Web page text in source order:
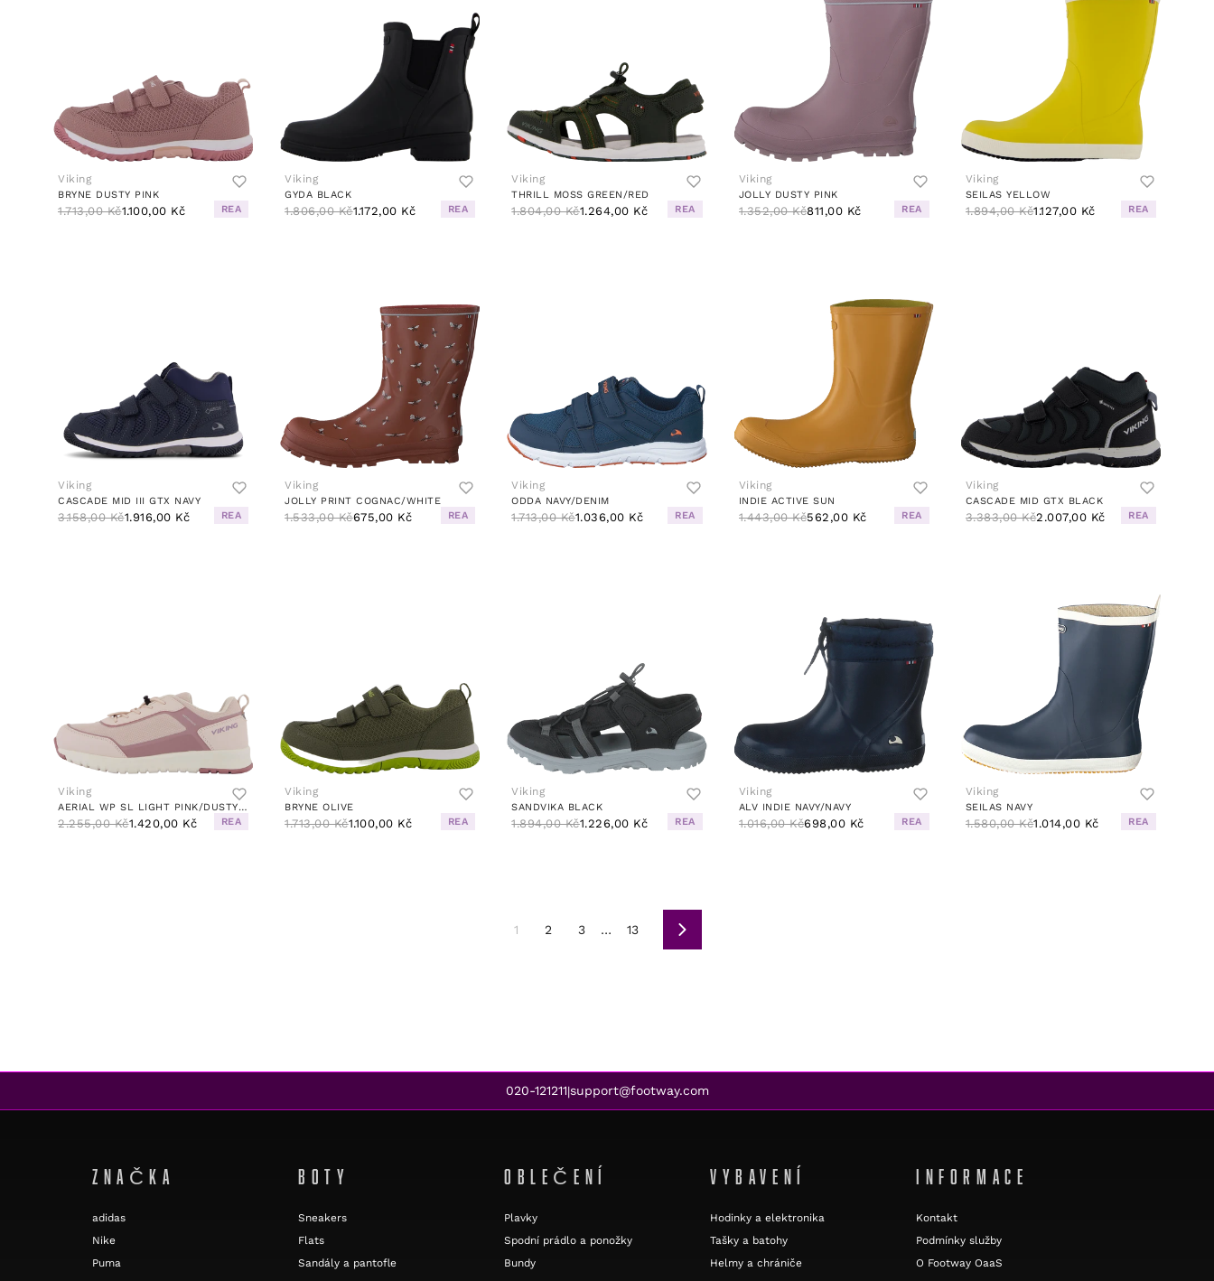
Viking
BRYNE DUSTY PINK
1.713,00 Kč1.100,00 Kč REA
Viking
GYDA BLACK
1.806,00 Kč1.172,00 Kč REA
Viking
THRILL MOSS GREEN/RED
1.804,00 Kč1.264,00 Kč REA
Viking
JOLLY DUSTY PINK
1.352,00 Kč811,00 Kč REA
Viking
SEILAS YELLOW
1.894,00 Kč1.127,00 Kč REA
Viking
CASCADE MID III GTX NAVY
3.158,00 Kč1.916,00 Kč REA
Viking
JOLLY PRINT COGNAC/WHITE
1.533,00 Kč675,00 Kč REA
Viking
ODDA NAVY/DENIM
1.713,00 Kč1.036,00 Kč REA
Viking
INDIE ACTIVE SUN
1.443,00 Kč562,00 Kč REA
Viking
CASCADE MID GTX BLACK
3.383,00 Kč2.007,00 Kč REA
Viking
AERIAL WP SL LIGHT PINK/DUSTY PINK
2.255,00 Kč1.420,00 Kč REA
Viking
BRYNE OLIVE
1.713,00 Kč1.100,00 Kč REA
Viking
SANDVIKA BLACK
1.894,00 Kč1.226,00 Kč REA
Viking
ALV INDIE NAVY/NAVY
1.016,00 Kč698,00 Kč REA
Viking
SEILAS NAVY
1.580,00 Kč1.014,00 Kč REA
1 2 3 … 13 Další
020-121211|support@footway.com
ZNAČKA
adidas
Nike
Puma
BOTY
Sneakers
Flats
Sandály a pantofle
OBLEČENÍ
Plavky
Spodní prádlo a ponožky
Bundy
VYBAVENÍ
Hodinky a elektronika
Tašky a batohy
Helmy a chrániče
INFORMACE
Kontakt
Podmínky služby
O Footway OaaS